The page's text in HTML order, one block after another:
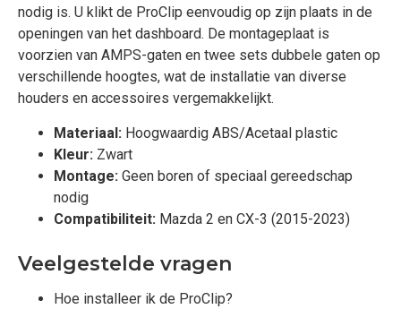
nodig is. U klikt de ProClip eenvoudig op zijn plaats in de
openingen van het dashboard. De montageplaat is
voorzien van AMPS-gaten en twee sets dubbele gaten op
verschillende hoogtes, wat de installatie van diverse
houders en accessoires vergemakkelijkt.
Materiaal: Hoogwaardig ABS/Acetaal plastic
Kleur: Zwart
Montage: Geen boren of speciaal gereedschap
nodig
Compatibiliteit: Mazda 2 en CX-3 (2015-2023)
Veelgestelde vragen
Hoe installeer ik de ProClip?